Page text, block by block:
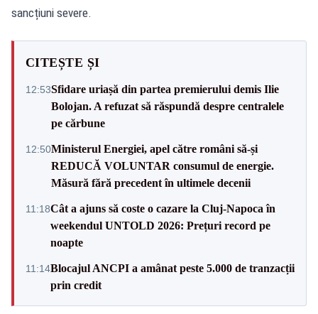
sancțiuni severe.
CITEȘTE ȘI
12:53Sfidare uriașă din partea premierului demis Ilie
Bolojan. A refuzat să răspundă despre centralele
pe cărbune
12:50Ministerul Energiei, apel către români să-și
REDUCĂ VOLUNTAR consumul de energie.
Măsură fără precedent în ultimele decenii
11:18Cât a ajuns să coste o cazare la Cluj-Napoca în
weekendul UNTOLD 2026: Prețuri record pe
noapte
11:14Blocajul ANCPI a amânat peste 5.000 de tranzacții
prin credit